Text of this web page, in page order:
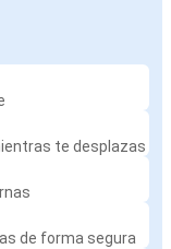
te desplazas
de forma segura